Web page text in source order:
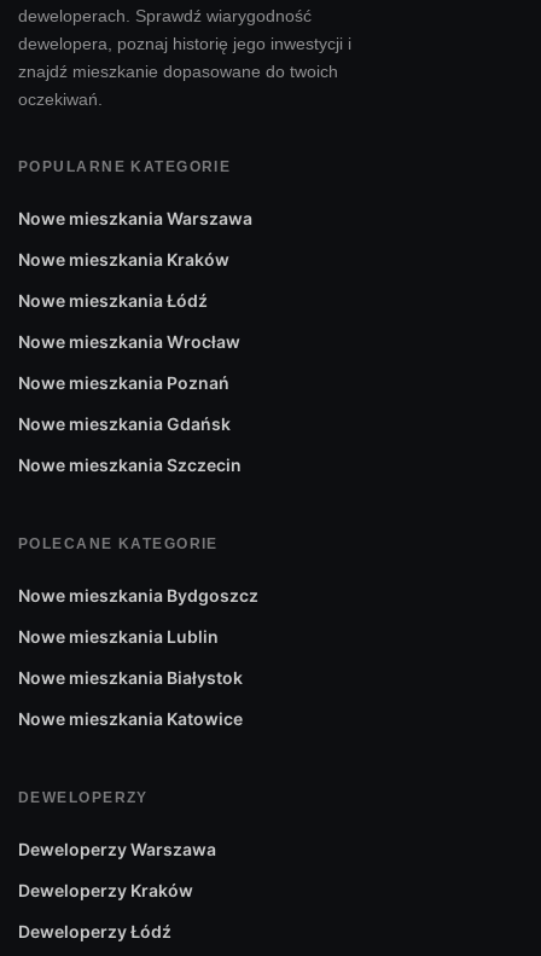
deweloperach. Sprawdź wiarygodność
dewelopera, poznaj historię jego inwestycji i
znajdź mieszkanie dopasowane do twoich
oczekiwań.
POPULARNE KATEGORIE
Nowe mieszkania Warszawa
Nowe mieszkania Kraków
Nowe mieszkania Łódź
Nowe mieszkania Wrocław
Nowe mieszkania Poznań
Nowe mieszkania Gdańsk
Nowe mieszkania Szczecin
POLECANE KATEGORIE
Nowe mieszkania Bydgoszcz
Nowe mieszkania Lublin
Nowe mieszkania Białystok
Nowe mieszkania Katowice
DEWELOPERZY
Deweloperzy Warszawa
Deweloperzy Kraków
Deweloperzy Łódź